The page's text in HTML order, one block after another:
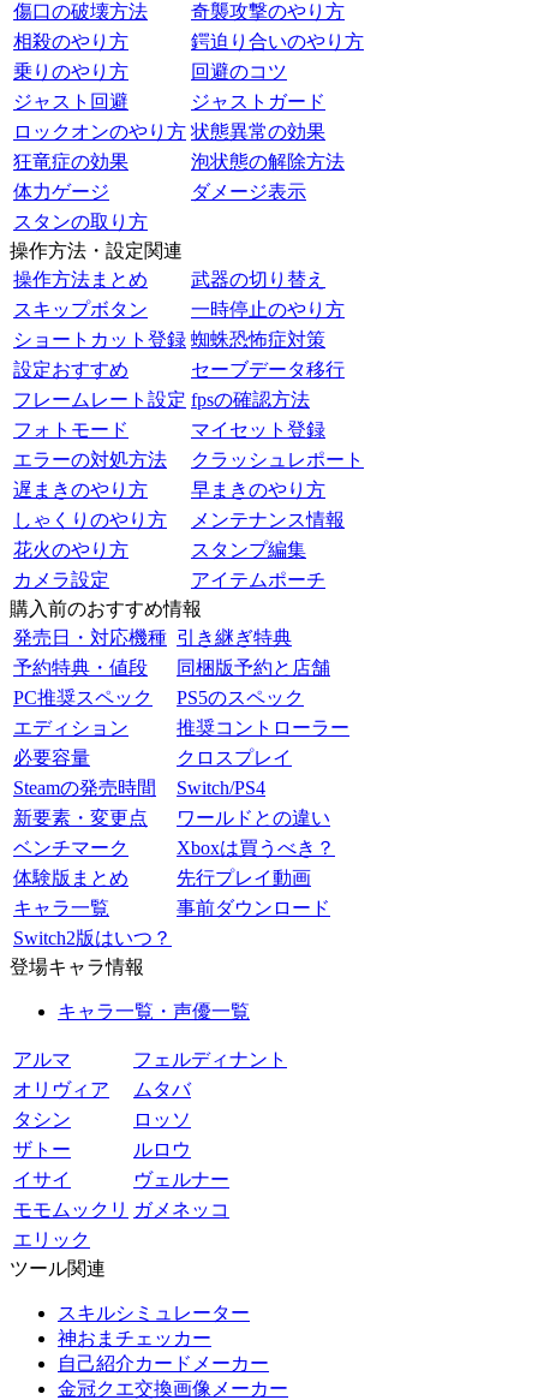
傷口の破壊方法
奇襲攻撃のやり方
相殺のやり方
鍔迫り合いのやり方
乗りのやり方
回避のコツ
ジャスト回避
ジャストガード
ロックオンのやり方 状態異常の効果
狂竜症の効果
泡状態の解除方法
体力ゲージ
ダメージ表示
スタンの取り方
操作方法・設定関連
操作方法まとめ
武器の切り替え
スキップボタン
一時停止のやり方
ショートカット登録 蜘蛛恐怖症対策
設定おすすめ
セーブデータ移行
フレームレート設定 fpsの確認方法
フォトモード
マイセット登録
エラーの対処方法
クラッシュレポート
遅まきのやり方
早まきのやり方
しゃくりのやり方
メンテナンス情報
花火のやり方
スタンプ編集
カメラ設定
アイテムポーチ
購入前のおすすめ情報
発売日・対応機種 引き継ぎ特典
予約特典・値段
同梱版予約と店舗
PC推奨スペック
PS5のスペック
エディション
推奨コントローラー
必要容量
クロスプレイ
Steamの発売時間
Switch/PS4
新要素・変更点
ワールドとの違い
ベンチマーク
Xboxは買うべき？
体験版まとめ
先行プレイ動画
キャラ一覧
事前ダウンロード
Switch2版はいつ？
登場キャラ情報
キャラ一覧・声優一覧
アルマ
フェルディナント
オリヴィア
ムタバ
タシン
ロッソ
ザトー
ルロウ
イサイ
ヴェルナー
モモムックリ ガメネッコ
エリック
ツール関連
スキルシミュレーター
神おまチェッカー
自己紹介カードメーカー
金冠クエ交換画像メーカー